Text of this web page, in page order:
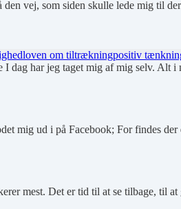
vej, som siden skulle lede mig til
loven om tiltrækningpositiv
dag har jeg taget mig af mig selv. Alt
mig ud i på Facebook; For findes
mest. Det er tid til at se tilbage, til